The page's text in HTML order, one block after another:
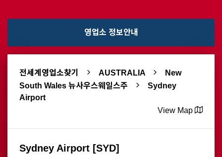
영업소 정보안내
전세계영업소찾기 AUSTRALIA
New
South Wales 뉴사우스웨일스주
Sydney
Airport
View Map
Sydney Airport [SYD]